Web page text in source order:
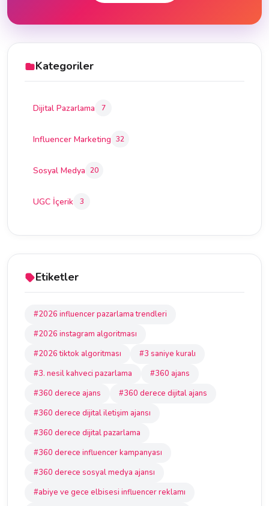
Kategoriler
Dijital Pazarlama 7
Influencer Marketing 32
Sosyal Medya 20
UGC İçerik 3
Etiketler
#2026 influencer pazarlama trendleri
#2026 instagram algoritması
#2026 tiktok algoritması
#3 saniye kuralı
#3. nesil kahveci pazarlama
#360 ajans
#360 derece ajans
#360 derece dijital ajans
#360 derece dijital iletişim ajansı
#360 derece dijital pazarlama
#360 derece influencer kampanyası
#360 derece sosyal medya ajansı
#abiye ve gece elbisesi influencer reklamı